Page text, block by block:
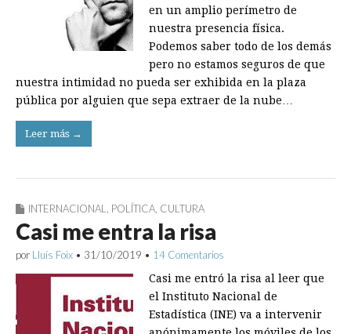
en un amplio perímetro de
nuestra presencia física.
Podemos saber todo de los demás
pero no estamos seguros de que
nuestra intimidad no pueda ser exhibida en la plaza
pública por alguien que sepa extraer de la nube…
Leer más →
INTERNACIONAL POLÍTICA CULTURA
Casi me entra la risa
por Lluís Foix • 31/10/2019 • 14 Comentarios
Casi me entró la risa al leer que
el Instituto Nacional de
Estadística (INE) va a intervenir